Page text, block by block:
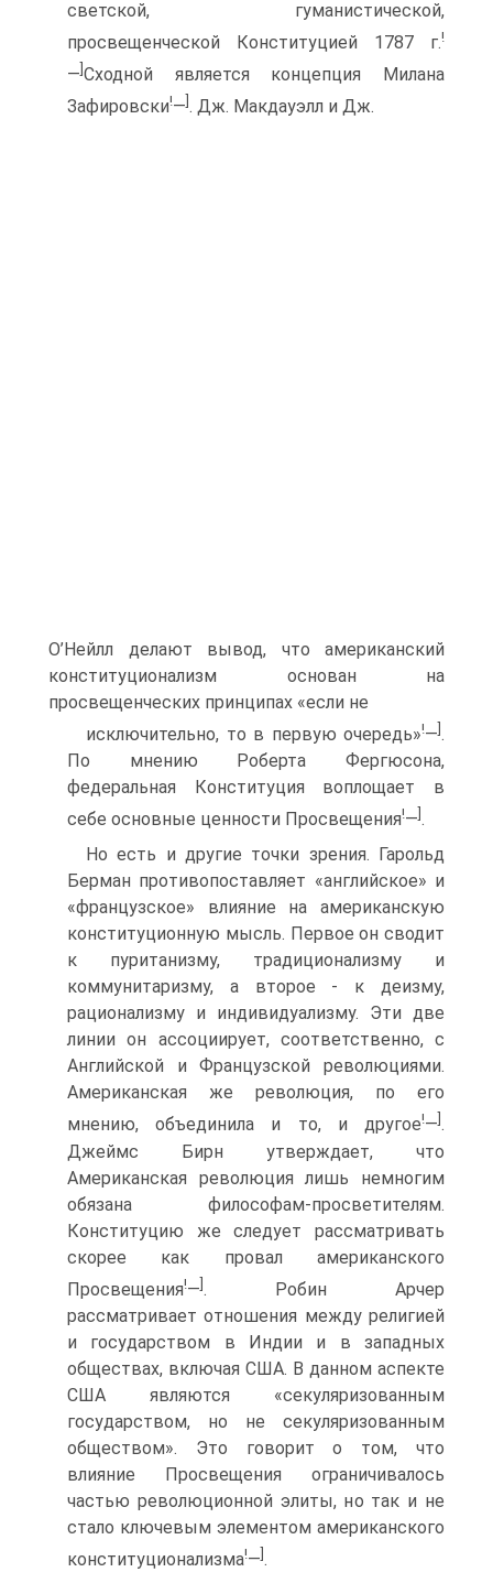
светской, гуманистической,
просвещенческой Конституцией 1787 г.!
—Сходной является концепция Милана
Зафировски!—. Дж. Макдауэлл и Дж.
О’Нейлл делают вывод, что американский
конституционализм основан на
просвещенческих принципах «если не
исключительно, то в первую очередь»!—].
По мнению Роберта Фергюсона,
федеральная Конституция воплощает в
себе основные ценности Просвещения!—.
Но есть и другие точки зрения. Гарольд
Берман противопоставляет «английское» и
«французское» влияние на американскую
конституционную мысль. Первое он сводит
к пуританизму, традиционализму и
коммунитаризму, а второе - к деизму,
рационализму и индивидуализму. Эти две
линии он ассоциирует, соответственно, с
Английской и Французской революциями.
Американская же революция, по его
мнению, объединила и то, и другое!—.
Джеймс Бирн утверждает, что
Американская революция лишь немногим
обязана философам-просветителям.
Конституцию же следует рассматривать
скорее как провал американского
Просвещения!—]. Робин Арчер
рассматривает отношения между религией
и государством в Индии и в западных
обществах, включая США. В данном аспекте
США являются «секуляризованным
государством, но не секуляризованным
обществом». Это говорит о том, что
влияние Просвещения ограничивалось
частью революционной элиты, но так и не
стало ключевым элементом американского
конституционализма!—.